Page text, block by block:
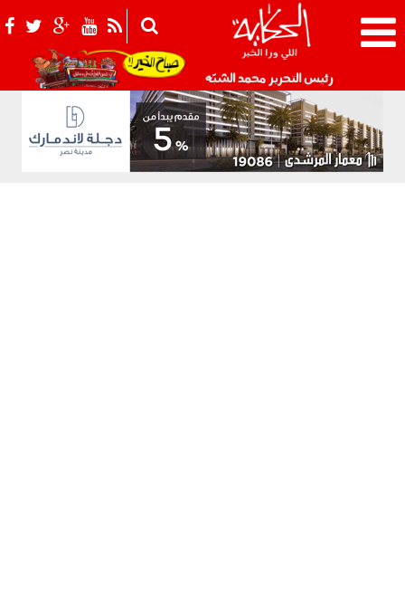
رئيس التحرير محمد الشبّه 021_2.png